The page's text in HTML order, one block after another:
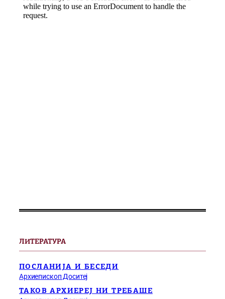
ЛИТЕРАТУРА
ПОСЛАНИЈА И БЕСЕДИ
Архиепископ Доситеј
ТАКОВ АРХИЕРЕЈ НИ ТРЕБАШЕ